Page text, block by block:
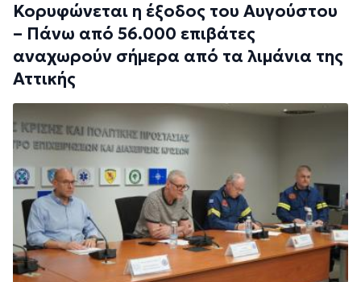
Κορυφώνεται η έξοδος του Αυγούστου
– Πάνω από 56.000 επιβάτες
αναχωρούν σήμερα από τα λιμάνια της
Αττικής